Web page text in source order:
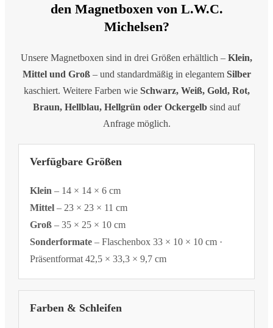
den Magnetboxen von L.W.C.
Michelsen?
Unsere Magnetboxen sind in drei Größen erhältlich – Klein,
Mittel und Groß– und standardmäßig in elegantem Silber
kaschiert. Weitere Farben wie Schwarz, Weiß, Gold, Rot,
Braun, Hellblau, Hellgrün oder Ockergelb sind auf
Anfrage möglich.
Verfügbare Größen
Klein – 14 × 14 × 6 cm
Mittel – 23 × 23 × 11 cm
Groß – 35 × 25 × 10 cm
Sonderformate – Flaschenbox 33 × 10 × 10 cm ·
Präsentformat 42,5 × 33,3 × 9,7 cm
Farben & Schleifen